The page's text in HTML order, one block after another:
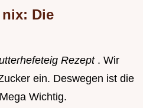
Die
Rezept . Wir
ein. Deswegen ist die
Wichtig.